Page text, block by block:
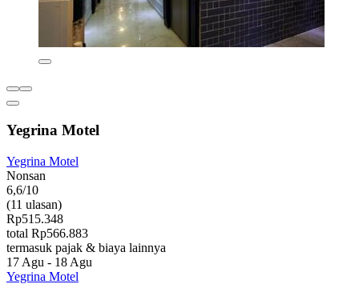
Yegrina Motel
Yegrina Motel
Nonsan
6,6/10
(11 ulasan)
Rp515.348
total Rp566.883
termasuk pajak & biaya lainnya
17 Agu - 18 Agu
Yegrina Motel